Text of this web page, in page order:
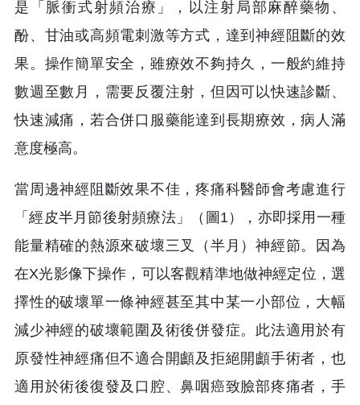
是「脈衝式射頻治療」，以注射局部麻醉藥物、
酚、甘油或高頻電刺激等方式，達到神經阻斷的效
果。操作簡單安全，雖療效不夠持久，一般約維持
數週至數月，需要反覆注射，但因可以快速診斷、
快速減痛，若合併口服藥能達到長期療效，病人滿
意度極高。
當周邊神經阻斷效果不佳，疼痛科醫師會考慮進行
「經皮半月節後射頻療法」（圖1），亦即採用一種
能量精確的熱源來破壞三叉（半月）神經節。因為
在X光影像下操作，可以客觀精準地做神經定位，選
擇性的破壞單一條神經甚至其中某一小部位，大幅
減少神經的破壞範圍及術後併發症。此法適用於有
原發性神經痛但不適合開顱及拒絕開顱手術者，也
適用於術後復發及口腔、鼻咽癌致臉部疼痛者，手